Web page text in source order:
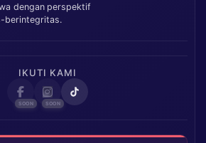
dengan perspektif
berintegritas.
IKUTI KAMI